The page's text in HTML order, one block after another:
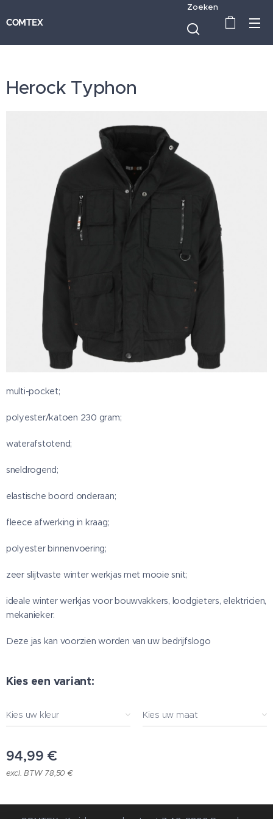
COMTEX
Zoeken
Herock Typhon
multi-pocket;
polyester/katoen 230 gram;
waterafstotend;
sneldrogend;
elastische boord onderaan;
fleece afwerking in kraag;
polyester binnenvoering;
zeer slijtvaste winter werkjas met mooie snit;
ideale winter werkjas voor bouwvakkers, loodgieters, elektricien,
mekanieker.
Deze jas kan voorzien worden van uw bedrijfslogo
Kies een variant:
Kies uw kleur Kies uw maat
94,99 €
excl. BTW 78,50 €